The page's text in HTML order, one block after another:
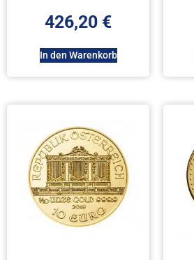
426,20 €
In den Warenkorb